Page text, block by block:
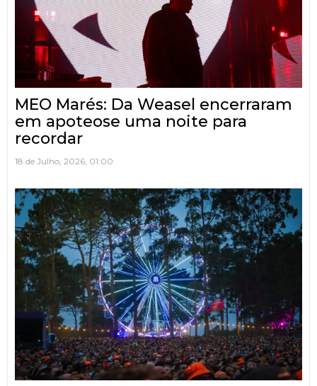
MEO Marés: Da Weasel encerraram
em apoteose uma noite para
recordar
18 de Julho, 2026, 01:00